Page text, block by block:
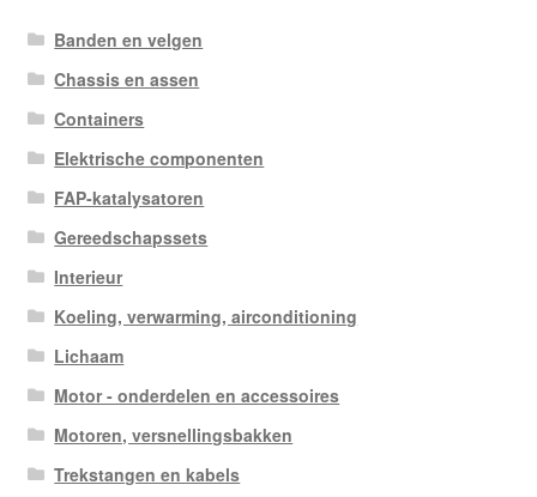
Banden en velgen
Chassis en assen
Containers
Elektrische componenten
FAP-katalysatoren
Gereedschapssets
Interieur
Koeling, verwarming, airconditioning
Lichaam
Motor - onderdelen en accessoires
Motoren, versnellingsbakken
Trekstangen en kabels